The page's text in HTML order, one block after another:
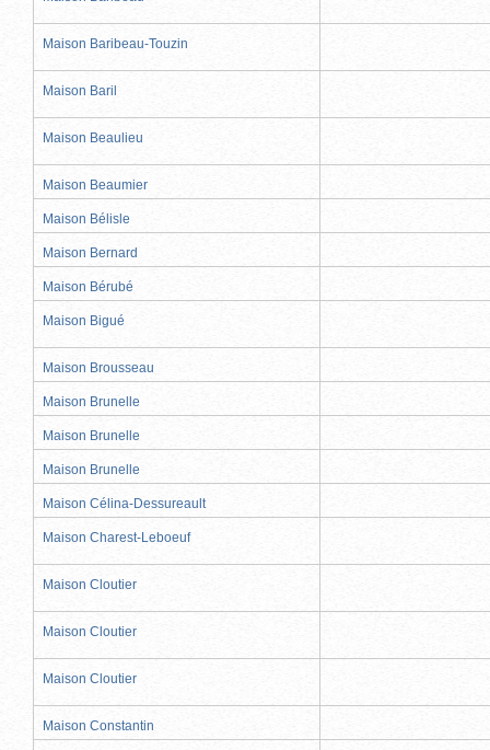
Maison Baribeau-Touzin
Maison Baril
Maison Beaulieu
Maison Beaumier
Maison Bélisle
Maison Bernard
Maison Bérubé
Maison Bigué
Maison Brousseau
Maison Brunelle
Maison Brunelle
Maison Brunelle
Maison Célina-Dessureault
Maison Charest-Leboeuf
Maison Cloutier
Maison Cloutier
Maison Cloutier
Maison Constantin